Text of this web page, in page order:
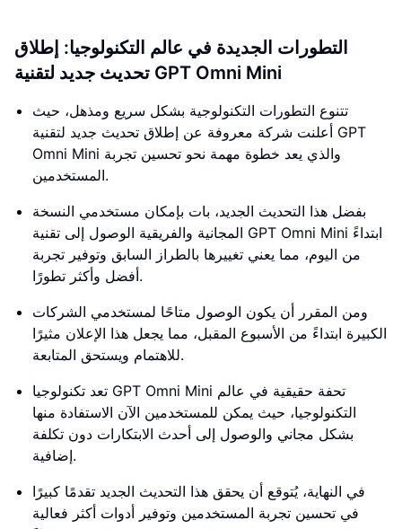
التطورات الجديدة في عالم التكنولوجيا: إطلاق
تحديث جديد لتقنية GPT Omni Mini
تتنوع التطورات التكنولوجية بشكل سريع ومذهل، حيث
أعلنت شركة معروفة عن إطلاق تحديث جديد لتقنية GPT
Omni Mini والذي يعد خطوة مهمة نحو تحسين تجربة
المستخدمين.
بفضل هذا التحديث الجديد، بات بإمكان مستخدمي النسخة
المجانية والفريقية الوصول إلى تقنية GPT Omni Mini ابتداءً
من اليوم، مما يعني تغييرها بالطراز السابق وتوفير تجربة
أفضل وأكثر تطورًا.
ومن المقرر أن يكون الوصول متاحًا لمستخدمي الشركات
الكبيرة ابتداءً من الأسبوع المقبل، مما يجعل هذا الإعلان مثيرًا
للاهتمام ويستحق المتابعة.
تعد تكنولوجيا GPT Omni Mini تحفة حقيقية في عالم
التكنولوجيا، حيث يمكن للمستخدمين الآن الاستفادة منها
بشكل مجاني والوصول إلى أحدث الابتكارات دون تكلفة
إضافية.
في النهاية، يُتوقع أن يحقق هذا التحديث الجديد تقدمًا كبيرًا
في تحسين تجربة المستخدمين وتوفير أدوات أكثر فعالية